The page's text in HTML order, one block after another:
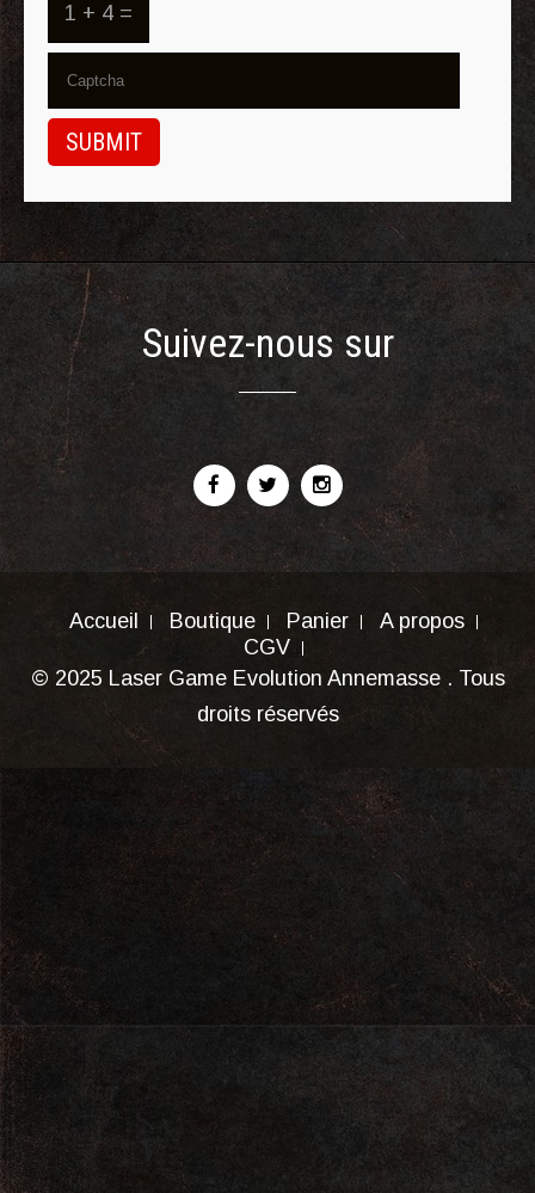
1 + 4 =
Suivez-nous sur
Accueil Boutique Panier
A propos
CGV
© 2025 Laser Game Evolution Annemasse . Tous
droits réservés